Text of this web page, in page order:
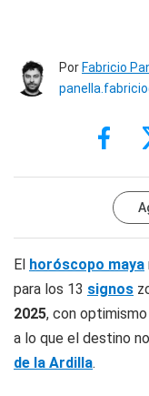
Por Fabricio
El horóscopo maya
para los 13 signos
2025, con
a lo que el destino
de la Ardilla.